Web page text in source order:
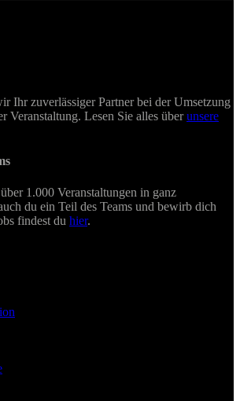
Ihr zuverlässiger Partner bei der Umsetzung
Veranstaltung. Lesen Sie alles überunsere
1.000 Veranstaltungen in ganz
du ein Teil des Teams und bewirb dich
findest du hier.